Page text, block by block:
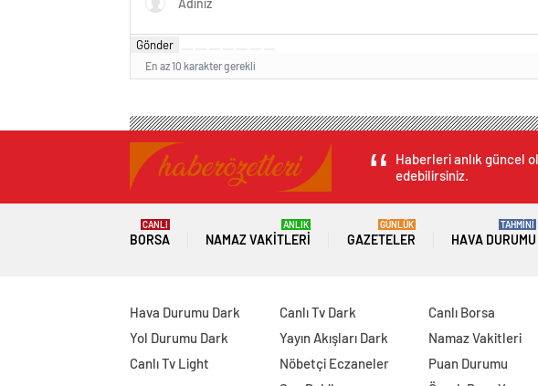
Gönder
En az 10 karakter gerekli
Haberleri anlık güncel
edebilirsiniz.
BORSA
CANLI
NAMAZ VAKITLERI
ANLIK
GAZETELER
GÜNLÜK
HAVA DURUMU
TAHMİNİ
Hava Durumu Dark
Yol Durumu Dark
Canlı Tv Light
Canlı Tv Dark
Yayın Akışları Dark
Nöbetçi Eczaneler
Canlı Borsa
Namaz Vakitleri
Puan Durumu